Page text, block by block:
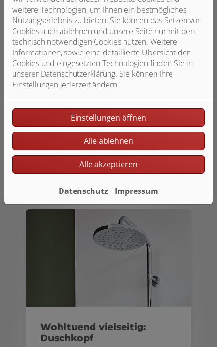
Schön praktisch:
Bodenebene Dusche
Gönnen Sie sich mehr
Bewegungsfreiheit durch eine
bodenebene Dusche in Verbindung mit
einer modernen Duschkabine.
Übrigens: Mit dem KfW-
Förderprogramm „Altersgerecht
umbauen“ ist staatliche Unterstützung
Wohltuend vielseitig:
Duschkopf
weitere Technologien, um Ihnen ein bestmögliches
Nutzungserlebnis zu bieten. Sie können das Setzen von
Cookies auch ablehnen und unsere Seite nur mit den
technisch notwendigen Cookies nutzen. Weitere
Informationen, sowie eine detaillierte Übersicht der
Cookies und eingesetzten Technologien finden Sie in
unserer Datenschutzerklärung. Sie können Ihre
Einstellungen jederzeit ändern.
Einstellungen öffnen
Alle ablehnen
Alle akzeptieren
Datenschutz Impressum